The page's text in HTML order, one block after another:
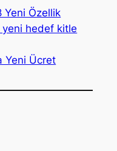
Yeni Özellik
yeni hedef kitle
Yeni Ücret